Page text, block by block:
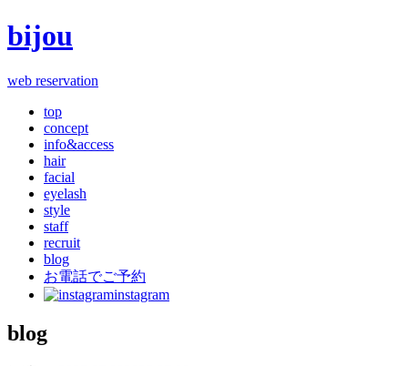
bijou
web reservation
top
concept
info&access
hair
facial
eyelash
style
staff
recruit
blog
お電話でご予約
instagram
blog